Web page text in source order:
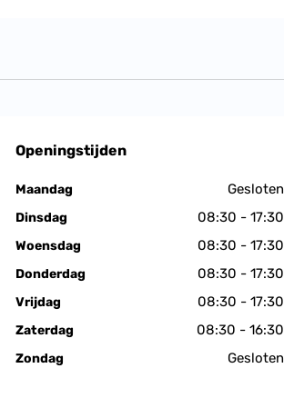
Openingstijden
Maandag Gesloten
Dinsdag 08:30 - 17:30
Woensdag 08:30 - 17:30
Donderdag 08:30 - 17:30
Vrijdag 08:30 - 17:30
Zaterdag 08:30 - 16:30
Zondag Gesloten